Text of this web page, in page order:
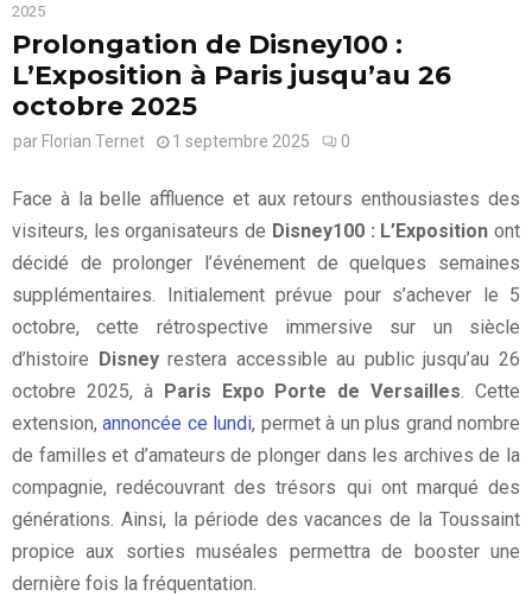
2025
Prolongation de Disney100 :
L’Exposition à Paris jusqu’au 26
octobre 2025
par Florian Ternet 1 septembre 2025 0
Face à la belle affluence et aux retours enthousiastes des
visiteurs, les organisateurs de Disney100 : L’Exposition ont
décidé de prolonger l’événement de quelques semaines
supplémentaires. Initialement prévue pour s’achever le 5
octobre, cette rétrospective immersive sur un siècle
d’histoire Disneyrestera accessible au public jusqu’au 26
octobre 2025, à Paris Expo Porte de Versailles . Cette
extension,annoncée ce lundi, permet à un plus grand nombre
de familles et d’amateurs de plonger dans les archives de la
compagnie, redécouvrant des trésors qui ont marqué des
générations. Ainsi, la période des vacances de la Toussaint
propice aux sorties muséales permettra de booster une
dernière fois la fréquentation.